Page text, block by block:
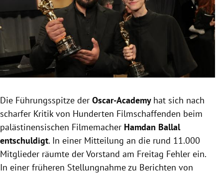
Untermenü
Untermenü
Untermenü
Die Führungsspitze der Oscar-Academy hat sich nach
scharfer Kritik von Hunderten Filmschaffenden beim
palästinensischen Filmemacher Hamdan Ballal
entschuldigt. In einer Mitteilung an die rund 11.000
Mitglieder räumte der Vorstand am Freitag Fehler ein.
In einer früheren Stellungnahme zu Berichten von